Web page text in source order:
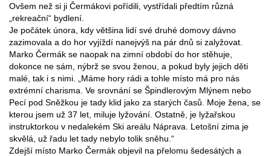
Ovšem než si ji Čermákovi pořídili, vystřídali předtím různá
„rekreační“ bydlení.
Je počátek února, kdy většina lidí své druhé domovy dávno
zazimovala a do hor vyjíždí nanejvýš na pár dnů si zalyžovat.
Marko Čermák se naopak na zimní období do hor stěhuje,
dokonce ne sám, nýbrž se svou ženou, a pokud byly jejich děti
malé, tak i s nimi. „Máme hory rádi a tohle místo má pro nás
extrémní charisma. Ve srovnání se Špindlerovým Mlýnem nebo
Pecí pod Sněžkou je tady klid jako za starých časů. Moje žena, se
kterou jsem už 37 let, miluje lyžování. Ostatně, je lyžařskou
instruktorkou v nedalekém Ski areálu Náprava. Letošní zima je
skvělá, už řadu let tady nebylo tolik sněhu.“
Zdejší místo Marko Čermák objevil na přelomu šedesátých a